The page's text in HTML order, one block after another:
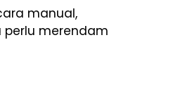
manual,
perlu merendam